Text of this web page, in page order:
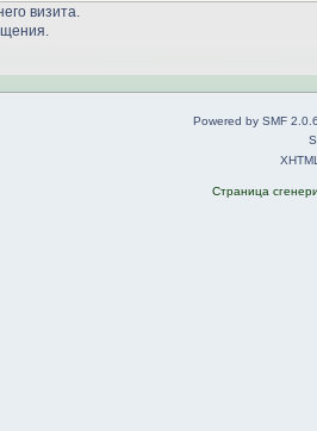
визита.
Powered by SMF
Страница